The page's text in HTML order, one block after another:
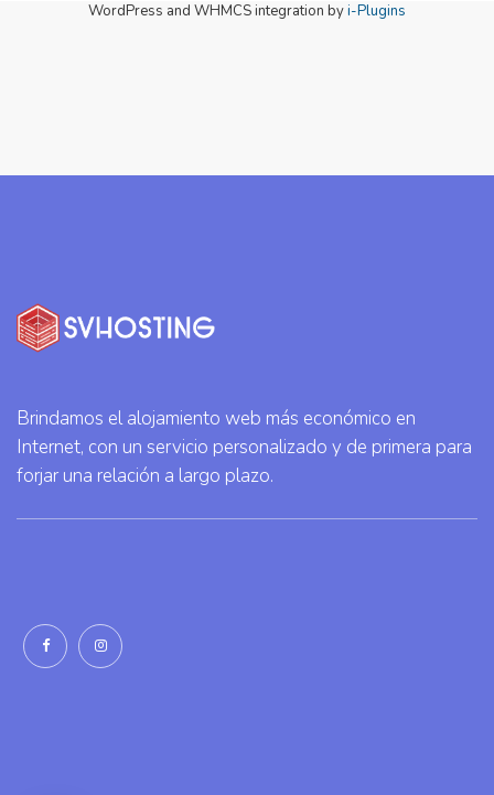
WordPress and WHMCS integration byi-Plugins
Brindamos el alojamiento web más económico en
Internet, con un servicio personalizado y de primera para
forjar una relación a largo plazo.